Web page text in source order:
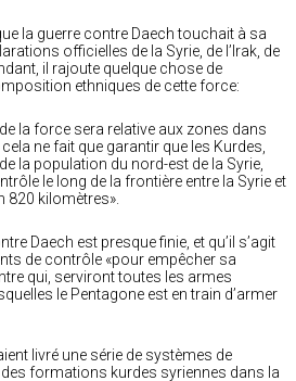
la guerre contre Daech touchait à sa
officielles de la Syrie, de l’Irak, de
il rajoute quelque chose de
ethniques de cette force:
la force sera relative aux zones dans
ne fait que garantir que les Kurdes,
la population du nord-est de la Syrie,
le long de la frontière entre la Syrie et
820 kilomètres».
Daech est presque finie, et qu’il s’agit
de contrôle «pour empêcher sa
qui, serviront toutes les armes
le Pentagone est en train d’armer
livré une série de systèmes de
formations kurdes syriennes dans la